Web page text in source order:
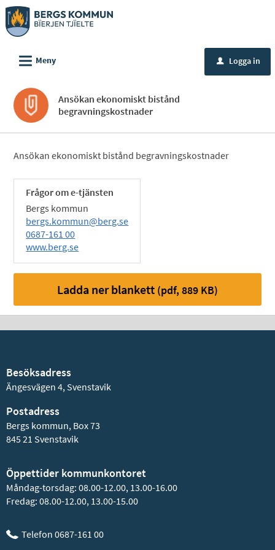
Välkommen
till
tjänster
Bergs
kommun
L Meny u Logga in
Ansökan ekonomiskt bistånd
begravningskostnader
Ansökan ekonomiskt bistånd begravningskostnader
Frågor om e-tjänsten
Bergs kommun
bergs.kommun@berg.se
0687-161 00
www.berg.se
Ladda ner blankett (pdf, 889 KB)
Besöksadress
Ängesvägen 4, Svenstavik
Postadress
Bergs kommun, Box 73
845 21 Svenstavik
Öppettider kommunkontoret
Måndag-torsdag: 08.00-12.00, 13.00-16.00
Fredag: 08.00-12.00, 13.00-15.00
Telefon 0687-161 00